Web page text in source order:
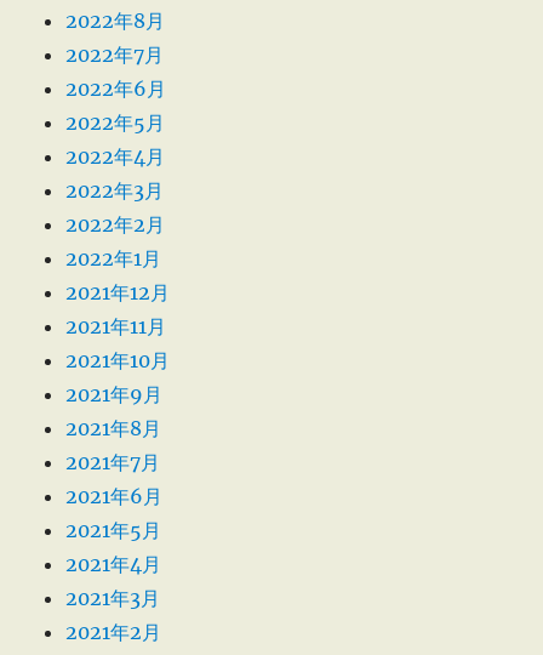
2022年8月
2022年7月
2022年6月
2022年5月
2022年4月
2022年3月
2022年2月
2022年1月
2021年12月
2021年11月
2021年10月
2021年9月
2021年8月
2021年7月
2021年6月
2021年5月
2021年4月
2021年3月
2021年2月